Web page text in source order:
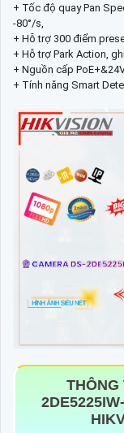
+ Tốc độ quay Pan
-80°/s,
+ Hỗ trợ 300 điểm
+ Hỗ trợ Park Action,
+ Nguồn cấp
+ Tính năng Smart
THÔNG